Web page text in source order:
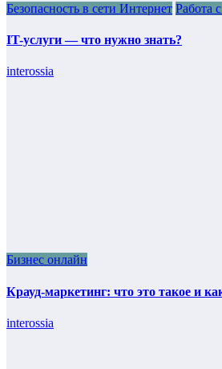
Безопасность в сети Интернет Работа
IT-услуги — что нужно знать?
interossia
Бизнес онлайн
Крауд-маркетинг: что это такое и
interossia